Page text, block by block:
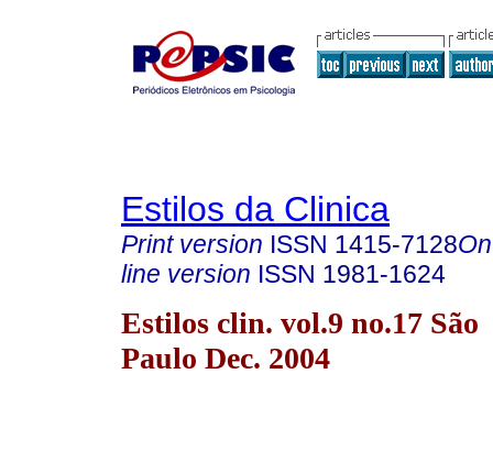
Estilos da Clinica
Print version ISSN 1415-7128
line version ISSN 1981-1624
Estilos clin. vol.9 no.17 São
Paulo Dec. 2004